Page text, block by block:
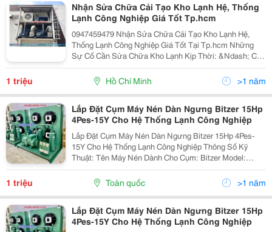
Nhận Sửa Chữa Cải Tạo Kho Lạnh Hệ, Thống
Lạnh Công Nghiệp Giá Tốt Tp.hcm
0947459479 Nhận Sửa Chữa Cải Tạo Kho Lạnh Hệ,
Thống Lạnh Công Nghiệp Giá Tốt Tại Tp.hcm Những
Sự Cố Cần Sửa Chữa Kho Lạnh Kịp Thời: &Ndash; Các
Sự Cố Về Các Cơ Cấu Cơ Khí: Cơ Cấu Chuyển Động
Hỏng, Gãy, Lắp Sai, Dùng Vật Tư Kém, Van Hở, Dầu...
1 triệu Hồ Chí Minh >1 năm
Lắp Đặt Cụm Máy Nén Dàn Ngưng Bitzer 15Hp
4Pes-15Y Cho Hệ Thống Lạnh Công Nghiệp
Lắp Đặt Cụm Máy Nén Dàn Ngưng Bitzer 15Hp 4Pes-
15Y Cho Hệ Thống Lạnh Công Nghiệp Thông Số Kỹ
Thuật: Tên Máy Nén Dành Cho Cụm: Bitzer Model:
4Pes-15Y Công Suất: 15Hp (15 Ngựa) Gas: R404 Điện
Áp: 380V/50Hz Thanh...
1 triệu Toàn quốc >1 năm
Lắp Đặt Cụm Máy Nén Dàn Ngưng Bitzer 15Hp
4Pes-15Y Cho Hệ Thống Lạnh Công Nghiệp